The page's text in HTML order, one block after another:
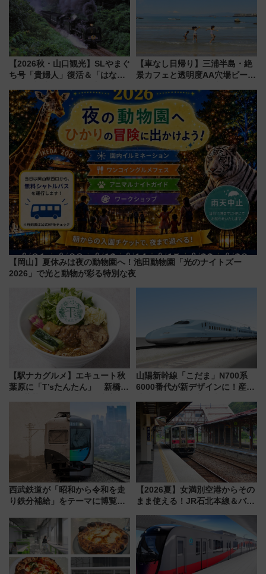
【2026秋・山口観光】SLやまぐ
ち号「貴婦人」復活＆「はなあ
注目観光列車まとめ きっぷの取
り方は？
【車なし日帰り】三浦半島・絶
景カフェと透明度AA穴場ビーチ
用してストレスフリー旅へ行こ
う！
【岡山】夏休みは夜の動物園へ！池田動物園「光のナイトズー
2026」で光と動物が彩る特別な夜
【駅ナカグルメ】エキュート秋
葉原に「T’sたんたん」 新橋に
饅」、オムライス専門店「肉と
たまご」新グルメ続々登場！
【2026年8月】
山陽新幹線「こだま」N700系
6000番代が新デザインに！産学
用は今冬から
西武鉄道が「昭和から令和を走
り鉄分補給」をテーマに博覧会
14日から 新車両「トキイロ」体
験ブースも アクセスや申込方法
を解説
【2026夏】女満別空港からその
まま使える！JR石北本線＆バス
ーパス」でおトクに道東観光
（8/3発売）